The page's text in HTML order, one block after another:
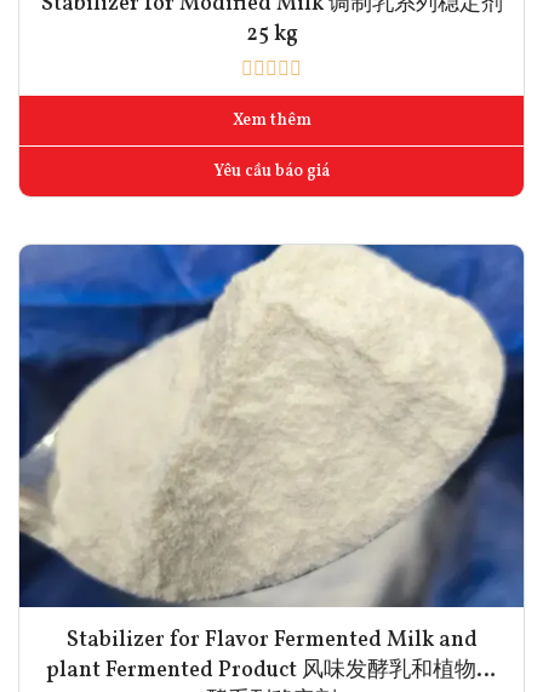
25 kg
Xem thêm
Yêu cầu báo giá
Stabilizer for Flavor Fermented Milk and
plant Fermented Product 风味发酵乳和植物发